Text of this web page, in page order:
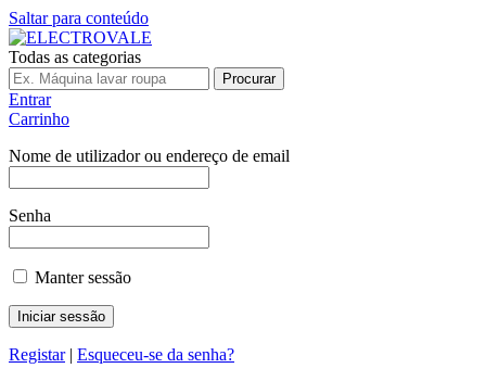
Saltar para conteúdo
Todas as categorias
Procurar
Entrar
Carrinho
Nome de utilizador ou endereço de email
Senha
Manter sessão
Registar| Esqueceu-se da senha?